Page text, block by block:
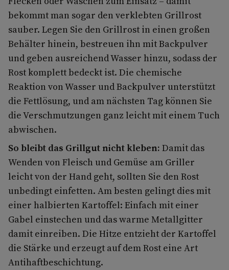
bekommt man sogar den verklebten Grillrost
sauber. Legen Sie den Grillrost in einen großen
Behälter hinein, bestreuen ihn mit Backpulver
und geben ausreichend Wasser hinzu, sodass der
Rost komplett bedeckt ist. Die chemische
Reaktion von Wasser und Backpulver unterstützt
die Fettlösung, und am nächsten Tag können Sie
die Verschmutzungen ganz leicht mit einem Tuch
abwischen.
So bleibt das Grillgut nicht kleben: Damit das
Wenden von Fleisch und Gemüse am Griller
leicht von der Hand geht, sollten Sie den Rost
unbedingt einfetten. Am besten gelingt dies mit
einer halbierten Kartoffel: Einfach mit einer
Gabel einstechen und das warme Metallgitter
damit einreiben. Die Hitze entzieht der Kartoffel
die Stärke und erzeugt auf dem Rost eine Art
Antihaftbeschichtung.